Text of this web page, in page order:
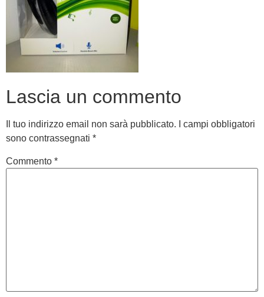
Lascia un commento
Il tuo indirizzo email non sarà pubblicato.
I campi obbligatori
sono contrassegnati *
Commento *